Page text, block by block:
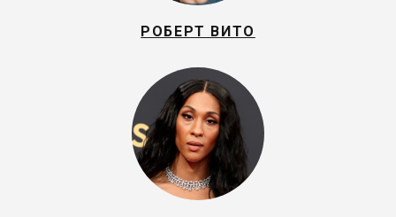
РОБЕРТ ВИТО